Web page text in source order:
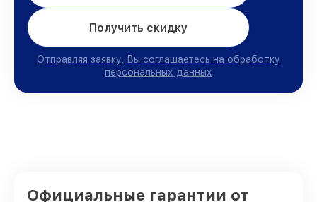
Получить скидку
Отправляя заявку, Вы соглашаетесь на обработку
персональных данных
Официальные гарантии от